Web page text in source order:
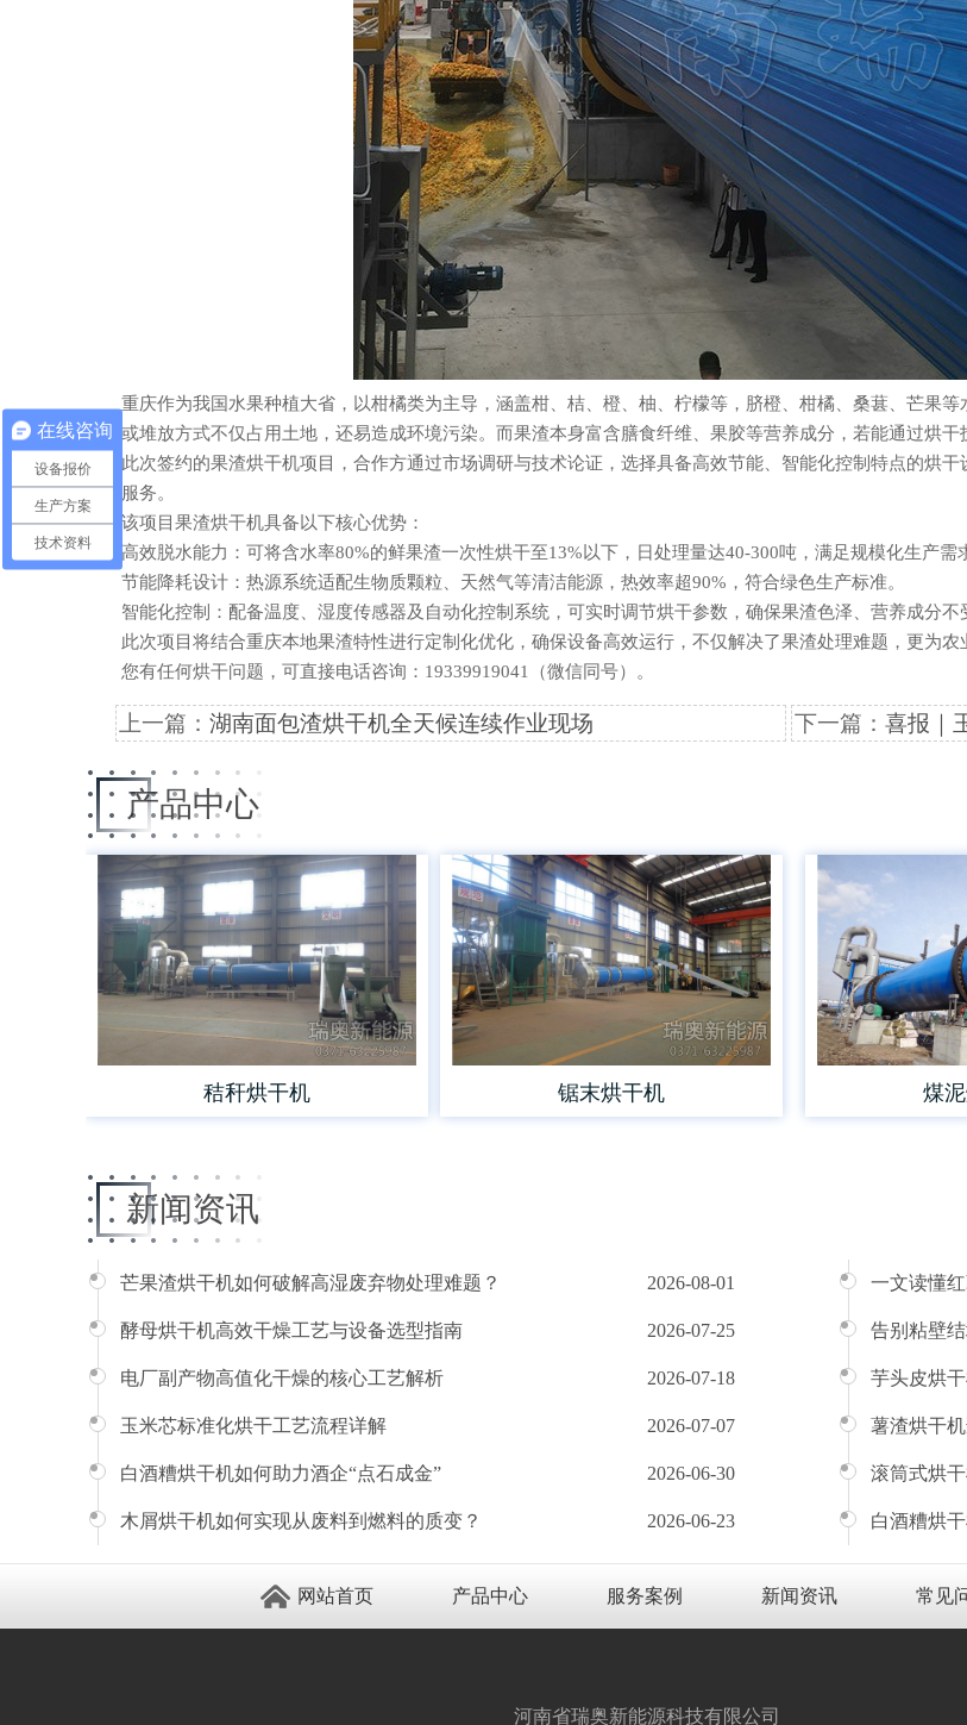
重庆作为我国水果种植大省，以柑橘类为主导，涵盖柑、桔、橙、柚、柠檬等，脐橙、柑橘、桑葚、芒果等
填埋或堆放方式不仅占用土地，还易造成环境污染。而果渣本身富含膳食纤维、果胶等营养成分，若能通过烘干
此次签约的果渣烘干机项目，合作方通过市场调研与技术论证，选择具备高效节能、智能化控制特点的烘干
配套服务。
该项目果渣烘干机具备以下核心优势：
高效脱水能力：可将含水率80%的鲜果渣一次性烘干至13%以下，日处理量达40-300吨，满足规模化生产需
节能降耗设计：热源系统适配生物质颗粒、天然气等清洁能源，热效率超90%，符合绿色生产标准。
智能化控制：配备温度、湿度传感器及自动化控制系统，可实时调节烘干参数，确保果渣色泽、营养成分不
此次项目将结合重庆本地果渣特性进行定制化优化，确保设备高效运行，不仅解决了果渣处理难题，更为农
您有任何烘干问题，可直接电话咨询：19339919041（微信同号）。
上一篇： 湖南面包渣烘干机全天候连续作业现场 下一篇： 喜报｜
产品中心
秸秆烘干机 锯末烘干机 煤
新闻资讯
芒果渣烘干机如何破解高湿废弃物处理难题？ 2026-08-01 一文读懂
酵母烘干机高效干燥工艺与设备选型指南 2026-07-25 告别粘壁
电厂副产物高值化干燥的核心工艺解析 2026-07-18 芋头皮烘
玉米芯标准化烘干工艺流程详解 2026-07-07 薯渣烘干
白酒糟烘干机如何助力酒企“点石成金” 2026-06-30 滚筒式烘
木屑烘干机如何实现从废料到燃料的质变？ 2026-06-23 白酒糟烘
网站首页 产品中心 服务案例 新闻资讯 常见
河南省瑞奥新能源科技有限公司
在线咨询
设备报价
生产方案
技术资料